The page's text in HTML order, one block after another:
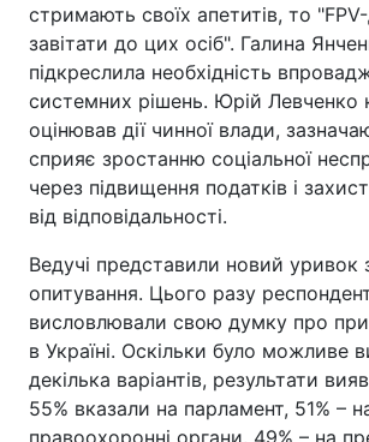
стримають своїх апетитів, то
завітати до цих осіб". Галина
підкреслила необхідність
системних рішень. Юрій Левченко
оцінював дії чинної влади,
сприяє зростанню соціальної
через підвищення податків і
від відповідальності.
Ведучі представили новий уривок
опитування. Цього разу
висловлювали свою думку про
в Україні. Оскільки було можливе
декілька варіантів, результати
55% вказали на парламент, 51% –
правоохоронні органи, 49% – на